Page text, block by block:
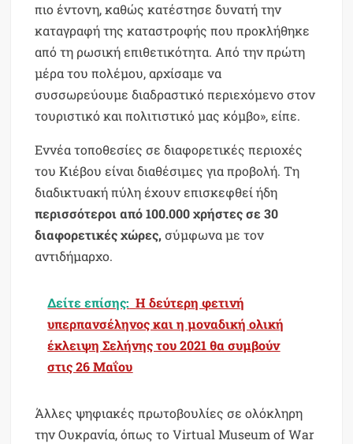
πιο έντονη, καθώς κατέστησε δυνατή την
καταγραφή της καταστροφής που προκλήθηκε
από τη ρωσική επιθετικότητα. Από την πρώτη
μέρα του πολέμου, αρχίσαμε να
συσσωρεύουμε διαδραστικό περιεχόμενο στον
τουριστικό και πολιτιστικό μας κόμβο», είπε.
Εννέα τοποθεσίες σε διαφορετικές περιοχές
του Κιέβου είναι διαθέσιμες για προβολή. Τη
διαδικτυακή πύλη έχουν επισκεφθεί ήδη
περισσότεροι από 100.000 χρήστες σε 30
διαφορετικές χώρες, σύμφωνα με τον
αντιδήμαρχο.
Δείτε επίσης: Η δεύτερη φετινή
υπερπανσέληνος και η μοναδική ολική
έκλειψη Σελήνης του 2021 θα συμβούν
στις 26 Μαΐου
Άλλες ψηφιακές πρωτοβουλίες σε ολόκληρη
την Ουκρανία, όπως το Virtual Museum of War